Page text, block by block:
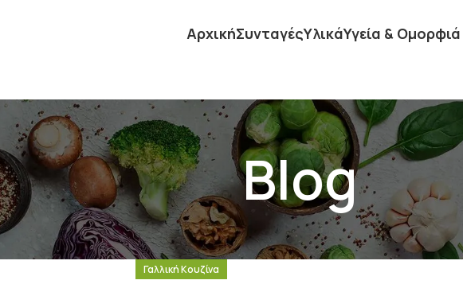
ΑρχικήΣυνταγέςΥλικάΥγεία & Ομορφιά
Blog
Γαλλική Κουζίνα